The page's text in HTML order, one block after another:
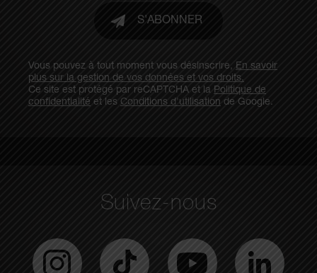
S'ABONNER
Vous pouvez à tout moment vous désinscrire, En savoir
plus sur la gestion de vos données et vos droits.
Ce site est protégé par reCAPTCHA et la Politique de
confidentialité et les Conditions d'utilisation de Google.
Suivez-nous